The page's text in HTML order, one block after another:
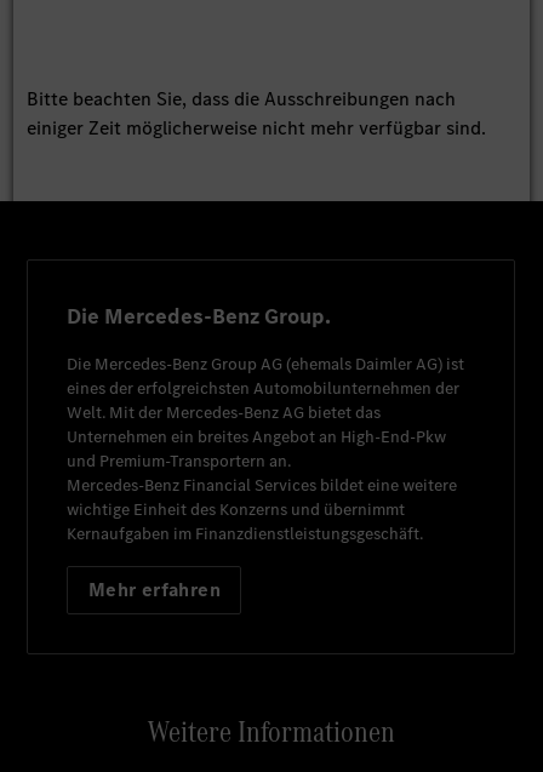
Bitte beachten Sie, dass die Ausschreibungen nach
einiger Zeit möglicherweise nicht mehr verfügbar sind.
Die Mercedes-Benz Group.
Die Mercedes-Benz Group AG (ehemals Daimler AG) ist
eines der erfolgreichsten Automobilunternehmen der
Welt. Mit der Mercedes-Benz AG bietet das
Unternehmen ein breites Angebot an High-End-Pkw
und Premium-Transportern an.
Mercedes-Benz Financial Services bildet eine weitere
wichtige Einheit des Konzerns und übernimmt
Kernaufgaben im Finanzdienstleistungsgeschäft.
Mehr erfahren
Weitere Informationen